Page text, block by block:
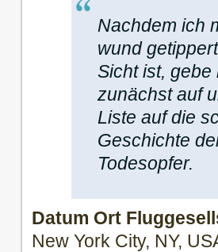
Nachdem ich
wund
Sicht ist,
zunächst auf
Liste auf die
Geschichte
Todesopfer.
Datum Ort
New York City, NY,